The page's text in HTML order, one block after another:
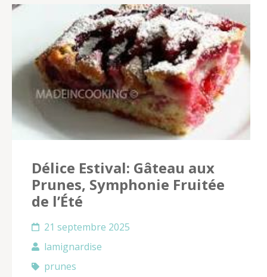
Délice Estival: Gâteau aux
Prunes, Symphonie Fruitée
de l’Été
21 septembre 2025
lamignardise
prunes